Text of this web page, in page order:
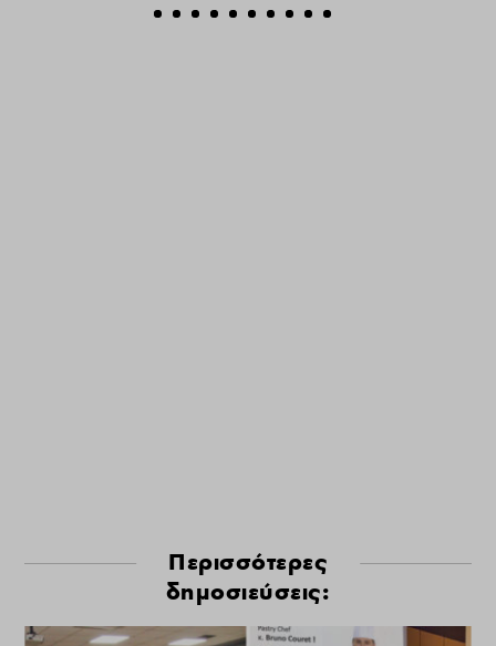
Περισσότερες
δημοσιεύσεις: